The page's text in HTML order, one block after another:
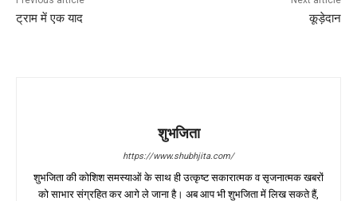
ट्राम में एक याद कूड़ेदान
शुभजिता
https://www.shubhjita.com/
शुभजिता की कोशिश समस्याओं के साथ ही उत्कृष्ट सकारात्मक व सृजनात्मक खबरों
को साभार संग्रहित कर आगे ले जाना है। अब आप भी शुभजिता में लिख सकते हैं,